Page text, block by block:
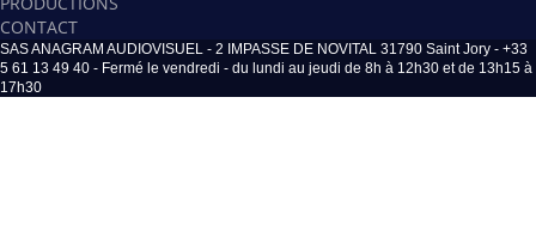
CONTACT
SAS ANAGRAM AUDIOVISUEL - 2 IMPASSE DE NOVITAL 31790 Saint Jory - +33
5 61 13 49 40 - Fermé le vendredi - du lundi au jeudi de 8h à 12h30 et de 13h15 à
17h30